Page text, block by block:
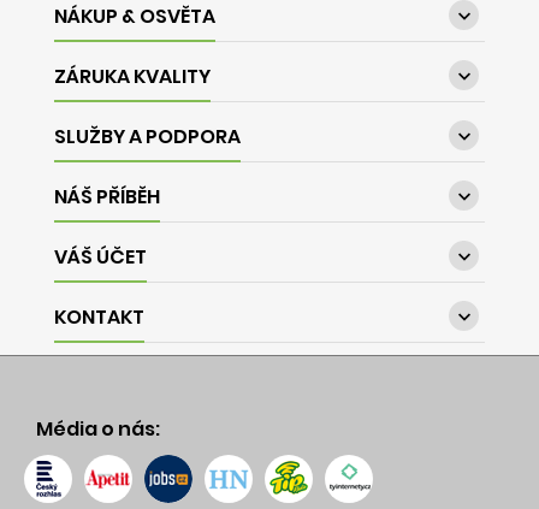
NÁKUP & OSVĚTA 
ZÁRUKA KVALITY 
SLUŽBY A PODPORA 
NÁŠ PŘÍBĚH 
VÁŠ ÚČET 
KONTAKT 
Média o nás: